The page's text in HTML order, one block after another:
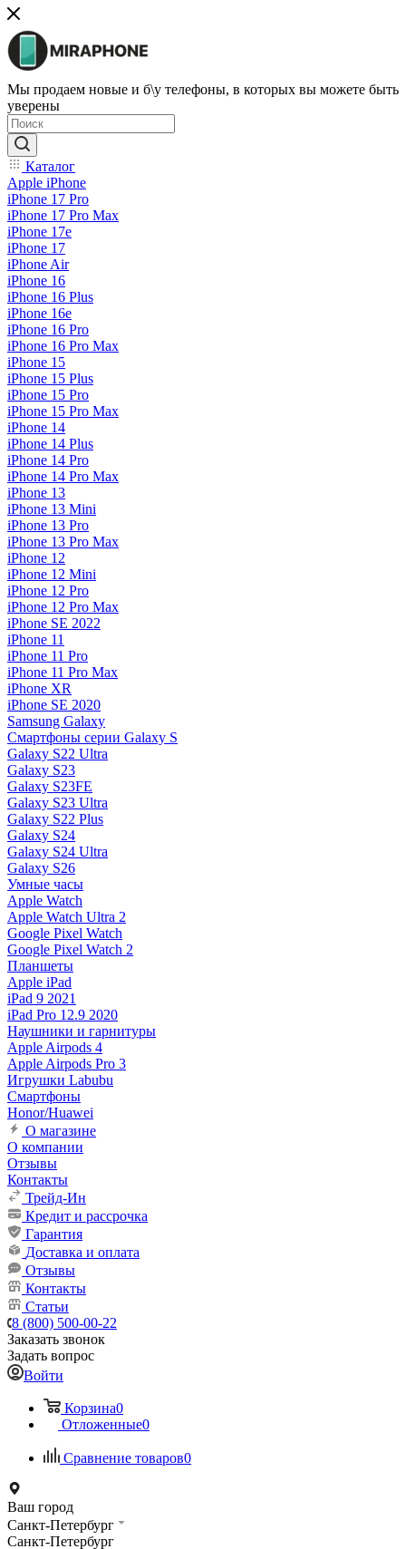
Мы продаем новые и б\у телефоны, в которых вы можете быть
уверены
Каталог
Apple iPhone
iPhone 17 Pro
iPhone 17 Pro Max
iPhone 17e
iPhone 17
iPhone Air
iPhone 16
iPhone 16 Plus
iPhone 16e
iPhone 16 Pro
iPhone 16 Pro Max
iPhone 15
iPhone 15 Plus
iPhone 15 Pro
iPhone 15 Pro Max
iPhone 14
iPhone 14 Plus
iPhone 14 Pro
iPhone 14 Pro Max
iPhone 13
iPhone 13 Mini
iPhone 13 Pro
iPhone 13 Pro Max
iPhone 12
iPhone 12 Mini
iPhone 12 Pro
iPhone 12 Pro Max
iPhone SE 2022
iPhone 11
iPhone 11 Pro
iPhone 11 Pro Max
iPhone XR
iPhone SE 2020
Samsung Galaxy
Смартфоны серии Galaxy S
Galaxy S22 Ultra
Galaxy S23
Galaxy S23FE
Galaxy S23 Ultra
Galaxy S22 Plus
Galaxy S24
Galaxy S24 Ultra
Galaxy S26
Умные часы
Apple Watch
Apple Watch Ultra 2
Google Pixel Watch
Google Pixel Watch 2
Планшеты
Apple iPad
iPad 9 2021
iPad Pro 12.9 2020
Наушники и гарнитуры
Apple Airpods 4
Apple Airpods Pro 3
Игрушки Labubu
Смартфоны
Honor/Huawei
О магазине
О компании
Отзывы
Контакты
Трейд-Ин
Кредит и рассрочка
Гарантия
Доставка и оплата
Отзывы
Контакты
Статьи
8 (800) 500-00-22
Заказать звонок
Задать вопрос
Войти
Корзина0
Отложенные0
Сравнение товаров0
Ваш город
Санкт-Петербург
Санкт-Петербург